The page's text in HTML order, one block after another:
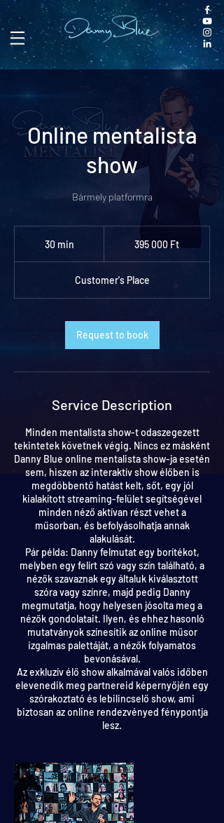
Online mentalista
show
Bármely platformra
30 min
i
n
395 000 Ft
Customer's Place
Request to book
Service Description
Minden mentalista show-t odaszegezett
tekintetek követnek végig. Nincs ez másként
Danny Blue online mentalista show-ja esetén
sem, hiszen az interaktív show élőben is
megdöbbentő hatást kelt, sőt, egy jól
kialakított streaming-felület segítségével
minden néző aktívan részt vehet a
műsorban, és befolyásolhatja annak
alakulását.
Pár példa: Danny felmutat egy borítékot,
melyben egy felírt szó vagy szín található, a
nézők szavaznak egy általuk kiválasztott
szóra vagy színre, majd pedig Danny
megmutatja, hogy helyesen jósolta meg a
nézők gondolatait. Ilyen, és ehhez hasonló
mutatványok színesítik az online műsor
izgalmas palettáját, a nézők folyamatos
bevonásával.
Az exkluzív élő show alkalmával valós időben
elevenedik meg partnereid képernyőjén egy
szórakoztató és lebilincselő show, ami
biztosan az online rendezvényed fénypontja
lesz.